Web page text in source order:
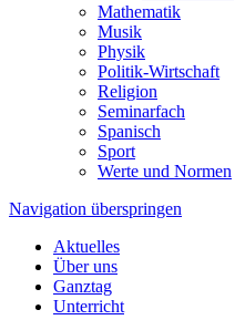
Mathematik
Musik
Physik
Politik-Wirtschaft
Religion
Seminarfach
Spanisch
Sport
Werte und Normen
Navigation überspringen
Aktuelles
Über uns
Ganztag
Unterricht